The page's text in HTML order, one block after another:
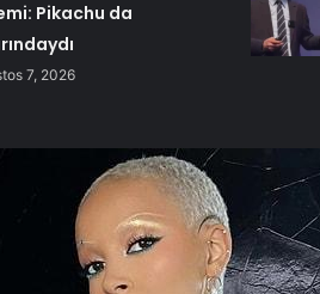
Pikachu da
7, 2026